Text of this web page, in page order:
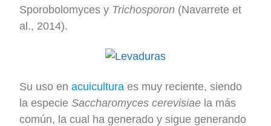
Sporobolomyces y Trichosporon (Navarrete et
al., 2014).
Su uso enacuicultura es muy reciente, siendo
la especieSaccharomyces cerevisiae la más
común, la cual ha generado y sigue generando